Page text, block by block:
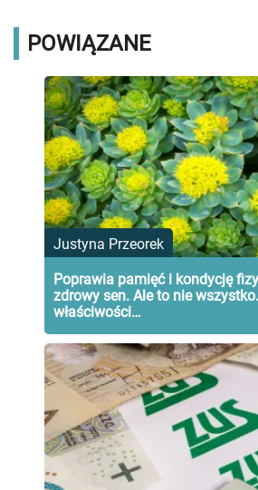
POWIĄZANE
Justyna Przeorek
Poprawia pamięć i kondycję
zdrowy sen. Ale to nie
właściwości…